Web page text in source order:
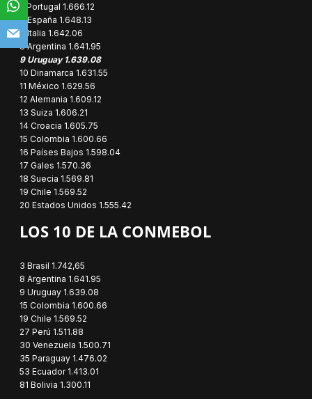
5 Portugal 1.666.12
6 España 1.648.13
7 Italia 1.642.06
8 Argentina 1.641.95
9 Uruguay 1.639.08
10 Dinamarca 1.631.55
11 México 1.629.56
12 Alemania 1.609.12
13 Suiza 1.606.21
14 Croacia 1.605.75
15 Colombia 1.600.66
16 Países Bajos 1.598.04
17 Gales 1.570.36
18 Suecia 1.569.81
19 Chile 1.569.52
20 Estados Unidos 1.555.42
LOS 10 DE LA CONMEBOL
3 Brasil 1.742,65
8 Argentina 1.641.95
9 Uruguay 1.639.08
15 Colombia 1.600.66
19 Chile 1.569.52
27 Perú 1.511.88
30 Venezuela 1.500.71
35 Paraguay 1.476.02
53 Ecuador 1.413.01
81 Bolivia 1.300.11